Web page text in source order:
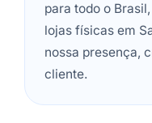
para todo o
lojas físicas em
nossa presença,
cliente.